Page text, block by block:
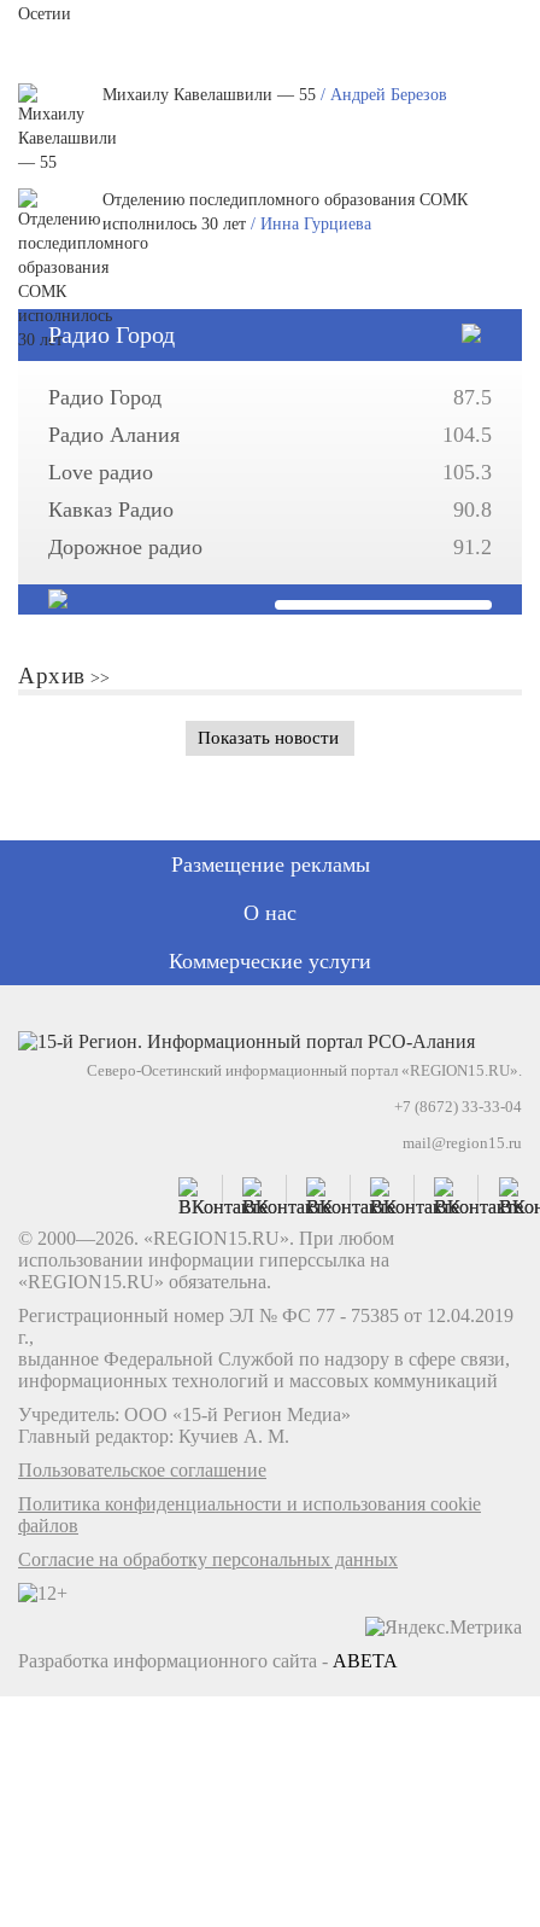
Михаилу Кавелашвили — 55 / Андрей Березов
Отделению последипломного образования СОМК
исполнилось 30 лет / Инна Гурциева
Радио Город
Радио Город
87.5
Радио Алания
104.5
Love радио
105.3
Кавказ Радио
90.8
Дорожное радио
91.2
Архив
Показать новости
Размещение рекламы
О нас
Коммерческие услуги
Северо-Осетинский информационный портал «REGION15.RU».
+7 (8672) 33-33-04
mail@region15.ru
© 2000—2026. «REGION15.RU». При любом
использовании информации гиперссылка на
«REGION15.RU» обязательна.
Регистрационный номер ЭЛ № ФС 77 - 75385 от 12.04.2019
г.,
выданное Федеральной Службой по надзору в сфере связи,
информационных технологий и массовых коммуникаций
Учредитель: ООО «15-й Регион Медиа»
Главный редактор: Кучиев А. М.
Пользовательское соглашение
Политика конфиденциальности и использования cookie
файлов
Согласие на обработку персональных данных
Разработка информационного сайта - ABETA